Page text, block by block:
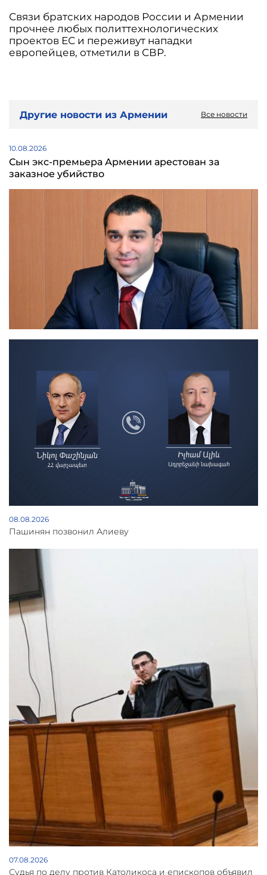
Связи братских народов России и Армении
прочнее любых политтехнологических
проектов ЕС и переживут нападки
европейцев, отметили в СВР.
Другие новости из Армении Все новости
10.08.2026
Сын экс-премьера Армении арестован за
заказное убийство
08.08.2026
Пашинян позвонил Алиеву
07.08.2026
Судья по делу против Католикоса и епископов объявил